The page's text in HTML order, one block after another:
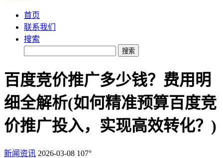
首页
联系我们
搜索
搜索
百度竞价推广多少钱？费用明
细全解析(如何精准预算百度竞
价推广投入，实现高效转化？)
新闻资讯 2026-03-08 107°